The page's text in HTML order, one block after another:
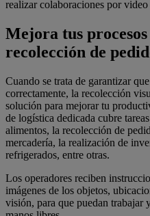
realizar colaboraciones por
Mejora tus
recolección de
Cuando se trata de garantizar
correctamente, la recolección
solución para mejorar tu
de logística dedicada cubre
alimentos, la recolección de
mercadería, la realización de
refrigerados, entre otras.
Los operadores reciben
imágenes de los objetos,
visión, para que puedan trabajar